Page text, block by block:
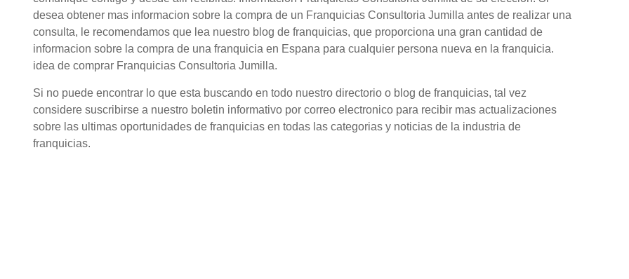
desea obtener mas informacion sobre la compra de un Franquicias Consultoria Jumilla antes de realizar una
consulta, le recomendamos que lea nuestro blog de franquicias, que proporciona una gran cantidad de
informacion sobre la compra de una franquicia en Espana para cualquier persona nueva en la franquicia.
idea de comprar Franquicias Consultoria Jumilla.
Si no puede encontrar lo que esta buscando en todo nuestro directorio o blog de franquicias, tal vez
considere suscribirse a nuestro boletin informativo por correo electronico para recibir mas actualizaciones
sobre las ultimas oportunidades de franquicias en todas las categorias y noticias de la industria de
franquicias.